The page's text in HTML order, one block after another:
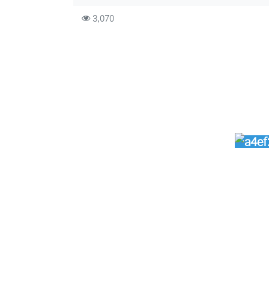
컨텐츠 정보
3,070조회